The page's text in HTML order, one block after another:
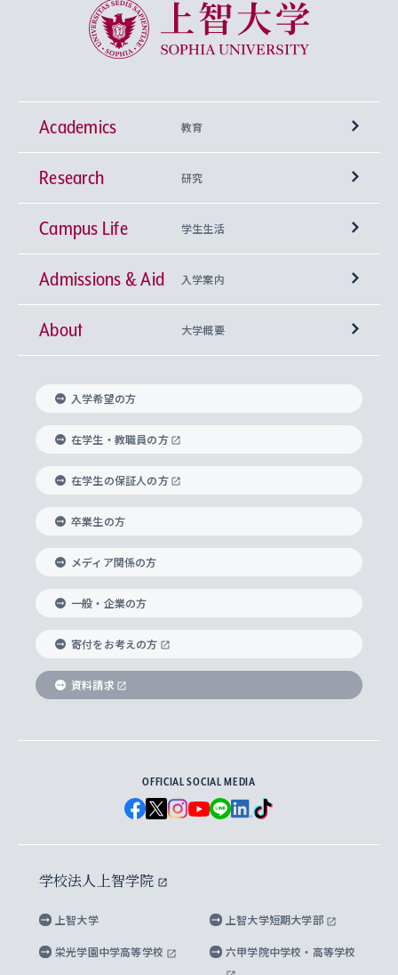
上智大学 Sophia University
Academics 教育
学部
神学部
文学部
総合人間科学部
経済学部
外国語学部
総合グローバル学部
国際教養学部
理工学部
Futures） – 持続可能な未来を考える６学科連携
興味から学科を探す
上智大学の全学共通教育
基盤教育センター
キリスト教人間学
身体知
思考と表現
データサイエンス
上智大学の語学教育
言語教育研究センター
上智大学のグローバル教育
グローバル教育センター
上智大学で学ぶ
海外で学ぶ
学びのサポート
大学院
神学研究科
実践宗教学研究科
総合人間科学研究科
経済学研究科
グローバル・スタディーズ研究科
助産学専攻科
生涯学習
Research 研究
研究所 等
キリスト教文化研究所
中世思想研究所
国際言語情報研究所
グローバル・コンサーン研究所
比較文化研究所
ヨーロッパ研究所
アジア文化研究所
アメリカ・カナダ研究所
メディア・ジャーナリズム研究所
水稀少社会研究センター
先進機械・構造材料イノベーションセンター
Sophia Open Research Weeks (SORW)
産官学連携
知的財産
研究支援制度
重点領域研究・自由課題研究
研究活動に関する法令・研究費の使用について
Campus Life 学生生活
学期区分と授業時間割
課外活動
課外教育プログラム
ボランティア活動
グローバルな学びのコミュニティ
学生の相談窓口
心身の健康相談
ハラスメント防止の取り組み
障がいのある学生への支援
キャリア形成サポート
キャリア形成支援プログラム
就職（内定先）・進路統計
企業の採用ご担当者様へのご案内
住まいのサポート
Admissions & Aid 入学案内
上智大学で取得できる学位
入れの方針）
科目等履修生
研究生・外国人特別研究生・国費留学生
交換留学生(海外大学から上智大学で学ぶ)
ノンディグリー生
Sophia Short-term Program受講生
学費・奨学金
学部入学前に出願する奨学金
国による高等教育の修学支援新制度
大学院生対象の奨学金
海外留学する際の費用と奨学金
About 大学概要
理事長・学長メッセージ
学長・副学長紹介
上智大学の精神
上智大学の理念
上智大学の沿革
ソフィア・アーカイブズ
上智大学とカトリック
グローバルエンゲージメント
上智大学を訪れた世界の知性
国連Weeks・アフリカWeeks
ダイバーシティ＆サステナビリティへの取り組み
上智大学公式ソーシャルメディア
学校法人上智学院について
数字で見る上智大学
上智大学のネットワーク
父母・保証人とのネットワーク
学外とのネットワーク
上智大学の出版物
上智大学大学案内・大学院案内
英文広報誌 SOPHIA magazine
上智大学のビジュアル・アイデンティティ
上智大学ビジュアル・アイデンティティ
上智大学校歌 ・上智大学学生歌
上智大学への取材・キャンパスでの撮影について
上智大学の公開情報
上智大学の教育研究活動等の情報公表
キャンパス案内
入学希望の方
在学生・教職員の方
在学生の保証人の方
卒業生の方
メディア関係の方
一般・企業の方
寄付をお考えの方
資料請求
OFFICIAL SOCIAL MEDIA
学校法人上智学院
上智大学 上智大学短期大学部
栄光学園中学高等学校 六甲学院中学校・高等学校